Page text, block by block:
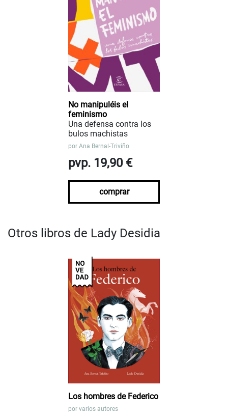
No manipuléis el
feminismo
Una defensa contra los
bulos machistas
por Ana Bernal-Triviño
pvp. 19,90 €
comprar
Otros libros de Lady Desidia
Los hombres de Federico
por varios autores